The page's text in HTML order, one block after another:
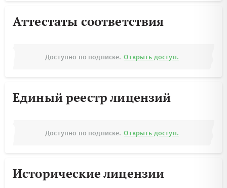
Аттестаты соответствия
Доступно по подписке. Открыть доступ.
Единый реестр лицензий
Доступно по подписке. Открыть доступ.
Исторические лицензии